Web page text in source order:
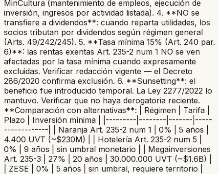
MinCultura (mantenimiento de empleos, ejecución de
inversión, ingresos por actividad listada). 4. **NO se
transfiere a dividendos**: cuando reparta utilidades, los
socios tributan por dividendos según régimen general
(Arts. 49/242/245). 5. **Tasa mínima 15% (Art. 240 par.
6)**: las rentas exentas Art. 235-2 num 1 NO se ven
afectadas por la tasa mínima cuando expresamente
excluidas. Verificar redacción vigente — el Decreto
286/2020 confirma exclusión. 6. **Sunsetting**: el
beneficio fue introducido temporal. La Ley 2277/2022 lo
mantuvo. Verificar que no haya derogatoria reciente.
**Comparación con alternativas**: | Régimen | Tarifa |
Plazo | Inversión mínima | |---------|--------|-------|-----
-------------| | Naranja Art. 235-2 num 1 | 0% | 5 años |
4.400 UVT (~$230M) | | Hotelería Art. 235-2 num 5 |
0% | 9 años | sin umbral monetario | | Megainversiones
Art. 235-3 | 27% | 20 años | 30.000.000 UVT (~$1.6B) |
| ZESE | 0% | 5 años | sin umbral, requiere territorio |